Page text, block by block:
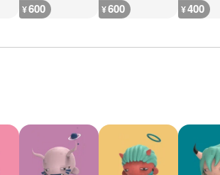
¥600 ¥600 ¥400